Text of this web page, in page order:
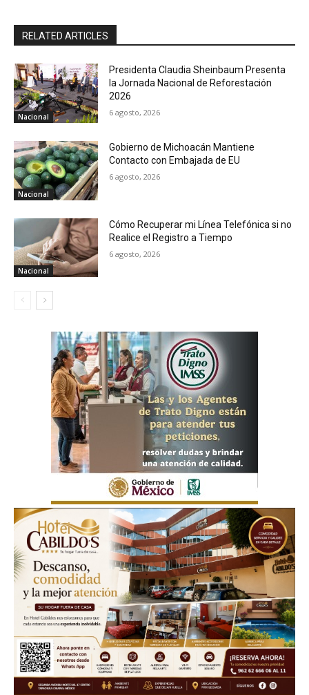
RELATED ARTICLES
Nacional
Presidenta Claudia Sheinbaum Presenta
la Jornada Nacional de Reforestación
2026
6 agosto, 2026
Nacional
Gobierno de Michoacán Mantiene
Contacto con Embajada de EU
6 agosto, 2026
Nacional
Cómo Recuperar mi Línea Telefónica si no
Realice el Registro a Tiempo
6 agosto, 2026